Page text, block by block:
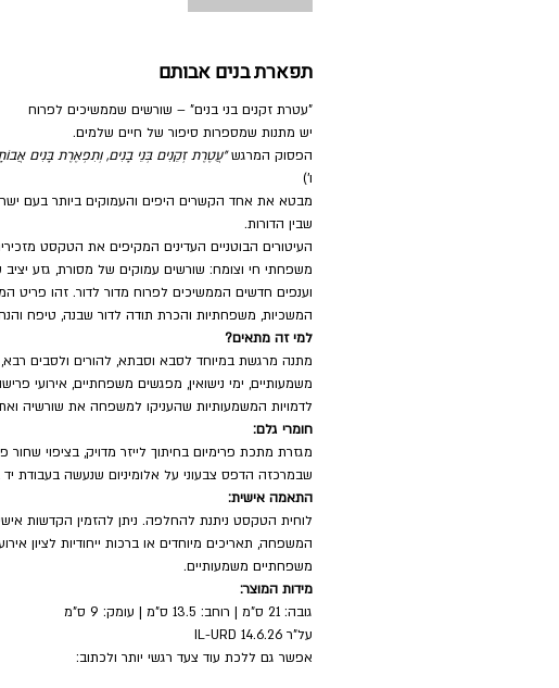
תפארת בנים אבותם
"עטרת זקנים בני בנים" – שורשים שממשיכים לפרוח
יש מתנות שמספרות סיפור של חיים שלמים.
הפסוק המרגש"עֲטֶרֶת זְקֵנִים בְּנֵי בָנִים, וְתִפְאֶרֶת בָּנִים
ו')
מבטא את אחד הקשרים היפים והעמוקים ביותר בעם
שבין הדורות.
העיטורים הבוטניים העדינים המקיפים את הטקסט
משפחתי חי וצומח: שורשים עמוקים של מסורת, גזע
וענפים חדשים הממשיכים לפרוח מדור לדור. זהו פריט
המשכיות, משפחתיות והכרת תודה לדור שבנה, טיפח
למי זה מתאים?
מתנה מרגשת במיוחד לסבא וסבתא, להורים ולסבים רבא,
משמעותיים, ימי נישואין, מפגשים משפחתיים, אירועי
לדמויות המשמעותיות שהעניקו למשפחה את שורשיה
חומרי גלם:
מגזרת מתכת פרימיום בחיתוך לייזר מדויק, בציפוי שחור
שבמרכזה הדפס צבעוני על אלומיניום שנעשה בעבודת יד
התאמה אישית:
לוחית הטקסט ניתנת להחלפה. ניתן להזמין הקדשות
המשפחה, תאריכים מיוחדים או ברכות ייחודיות לציון
משפחתיים משמעותיים.
מידות המוצר:
גובה: 21 ס"מ | רוחב: 13.5 ס"מ | עומק: 9 ס"מ
על"ר 14.6.26 IL-URD
אפשר גם ללכת עוד צעד רגשי יותר ולכתוב: